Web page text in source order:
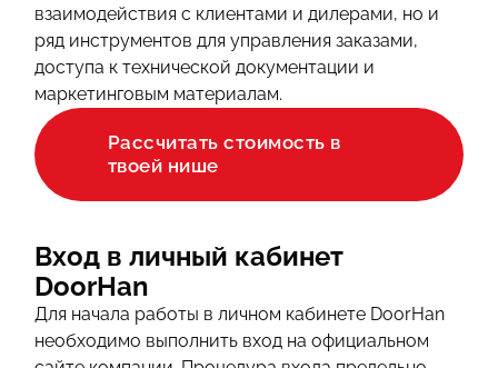
ИНФОРМАЦИЯ
КОНТАКТЫ
ЯКОРЬ
взаимодействия с клиентами и дилерами, но и
ряд инструментов для управления заказами,
доступа к технической документации и
маркетинговым материалам.
Рассчитать стоимость в
твоей нише
Вход в личный кабинет
DoorHan
Для начала работы в личном кабинете DoorHan
необходимо выполнить вход на официальном